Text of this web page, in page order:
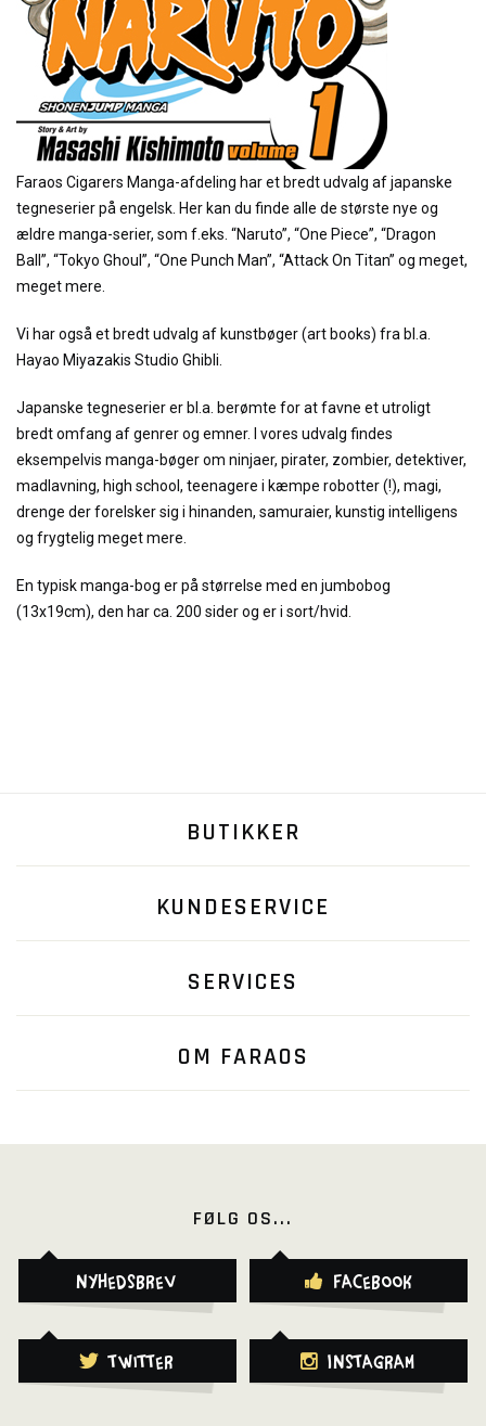
Faraos Cigarers Manga-afdeling har et bredt udvalg af japanske
tegneserier på engelsk. Her kan du finde alle de største nye og
ældre manga-serier, som f.eks. “Naruto”, “One Piece”, “Dragon
Ball”, “Tokyo Ghoul”, “One Punch Man”, “Attack On Titan” og meget,
meget mere.
Vi har også et bredt udvalg af kunstbøger (art books) fra bl.a.
Hayao Miyazakis Studio Ghibli.
Japanske tegneserier er bl.a. berømte for at favne et utroligt
bredt omfang af genrer og emner. I vores udvalg findes
eksempelvis manga-bøger om ninjaer, pirater, zombier, detektiver,
madlavning, high school, teenagere i kæmpe robotter (!), magi,
drenge der forelsker sig i hinanden, samuraier, kunstig intelligens
og frygtelig meget mere.
En typisk manga-bog er på størrelse med en jumbobog
(13x19cm), den har ca. 200 sider og er i sort/hvid.
BUTIKKER
KUNDESERVICE
SERVICES
OM FARAOS
FØLG OS...
Nyhedsbrev Facebook
Twitter Instagram